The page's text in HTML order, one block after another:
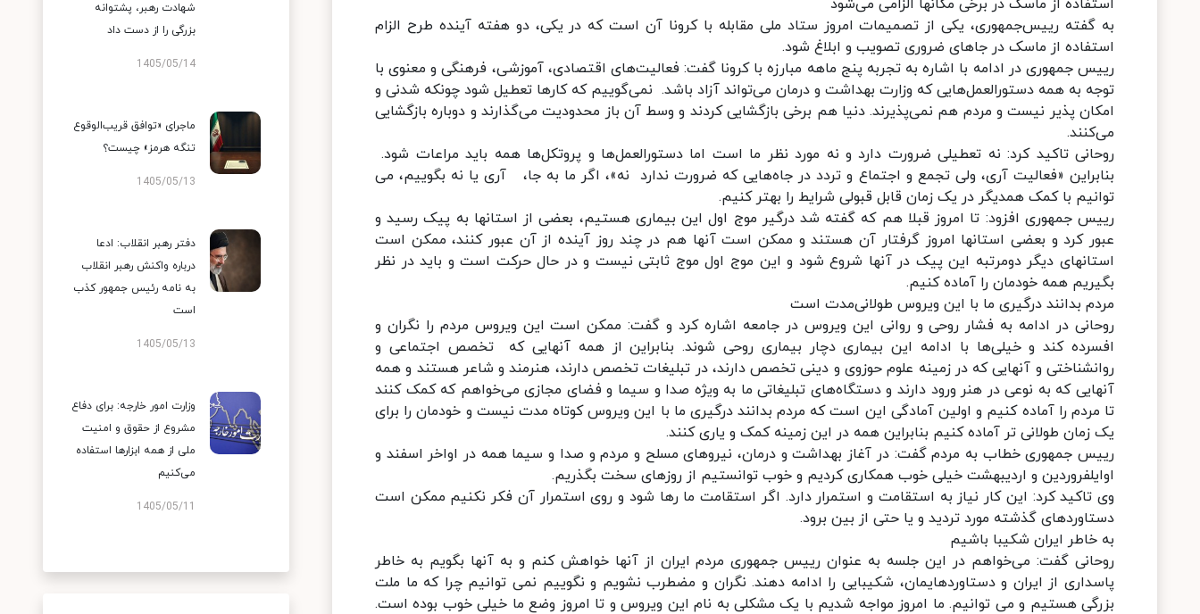
استفاده از ماسک در برخی مکانها الزامی می‌شود
به گفته رییس‌جمهوری، یکی از تصمیمات امروز ستاد ملی مقابله با کرونا آن است که در یکی، دو هفته آینده طرح الزام
استفاده از ماسک در جاهای ضروری تصویب و ابلاغ شود.
رییس جمهوری در ادامه با اشاره به تجربه پنج ماهه مبارزه با کرونا گفت: فعالیت‌های اقتصادی، آموزشی، فرهنگی و معنوی با
توجه به همه دستورالعمل‌هایی که وزارت بهداشت و درمان می‌تواند آزاد باشد. نمی‌گوییم که کارها تعطیل شود چونکه شدنی و
امکان پذیر نیست و مردم هم نمی‌پذیرند. دنیا هم برخی‌ بازگشایی کردند و وسط آن باز محدودیت می‌گذارند و دوباره بازگشایی
می‌کنند.
روحانی تاکید کرد: نه تعطیلی ضرورت دارد و نه مورد نظر ما است اما دستورالعمل‌ها و پروتکل‌ها همه باید مراعات شود.
بنابراین «فعالیت آری، ولی تجمع و اجتماع و تردد در جاه‌هایی که ضرورت ندارد نه»، اگر ما ‌به جا، آری یا نه بگوییم، می
توانیم با کمک همدیگر در یک زمان قابل قبولی شرایط را بهتر کنیم.
رییس جمهوری افزود: تا امروز قبلا هم که گفته شد درگیر موج اول این بیماری هستیم، بعضی از استانها به پیک رسید و
عبور کرد و بعضی استانها امروز گرفتار آن هستند و ممکن است آنها هم در چند روز آینده از آن عبور کنند، ممکن است
استانهای دیگر دومرتبه این پیک در آنها شروع شود و این موج اول موج ثابتی نیست و در حال حرکت است و باید در نظر
بگیریم همه خودمان را آماده کنیم.
مردم بدانند درگیری ما با این ویروس طولانی‌مدت است
روحانی در ادامه به فشار روحی و روانی این ویروس در جامعه اشاره کرد و گفت: ممکن است این ویروس مردم را نگران و
افسرده کند و خیلی‌ها با ادامه این بیماری دچار بیماری روحی شوند. بنابراین از همه آنهایی که تخصص اجتماعی و
روانشناختی و آنهایی که در زمینه علوم حوزوی و دینی تخصص دارند، در تبلیغات تخصص دارند، هنرمند و شاعر هستند و همه
آنهایی که به نوعی در هنر ورود دارند و دستگاه‌های تبلیغاتی ما به ویژه صدا و سیما و فضای مجازی می‌خواهم که کمک کنند
تا مردم را آماده کنیم و اولین آمادگی این است که مردم بدانند درگیری ما با این ویروس کوتاه مدت نیست و خودمان را برای
یک زمان طولانی تر آماده کنیم بنابراین همه در این زمینه کمک و یاری کنند.
رییس جمهوری خطاب به مردم گفت: در آغاز بهداشت و درمان، نیروهای مسلح و مردم و صدا و سیما همه در اواخر اسفند و
اوایلفروردین و اردیبهشت خیلی خوب همکاری کردیم و خوب توانستیم از روزهای سخت بگذریم.
وی تاکید کرد: این کار نیاز به استقامت و استمرار دارد. اگر استقامت ما رها شود و روی استمرار آن فکر نکنیم ممکن است
دستاوردهای گذشته مورد تردید و یا حتی از بین برود.
به خاطر ایران شکیبا باشیم
روحانی گفت: می‌خواهم در این جلسه به عنوان رییس جمهوری مردم ایران از آنها خواهش کنم و به آنها بگویم به خاطر
پاسداری از ایران و دستاوردهایمان، شکیبایی را ادامه دهند. نگران و مضطرب نشویم و نگوییم نمی توانیم چرا که ما ملت
بزرگی هستیم و می توانیم. ما امروز مواجه شدیم با یک مشکلی به نام این ویروس و تا امروز وضع ما خیلی خوب بوده است.
شهادت رهبر، پشتوانه
بزرگی را از دست داد
1405/05/14
ماجرای «توافق قریب‌الوقوع
تنگه هرمز» چیست؟
1405/05/13
دفتر رهبر انقلاب: ادعا
درباره واکنش رهبر انقلاب
به نامه رئیس جمهور کذب
است
1405/05/13
وزارت امور خارجه: برای دفاع
مشروع از حقوق و امنیت
ملی از همه ابزارها استفاده
می‌کنیم
1405/05/11